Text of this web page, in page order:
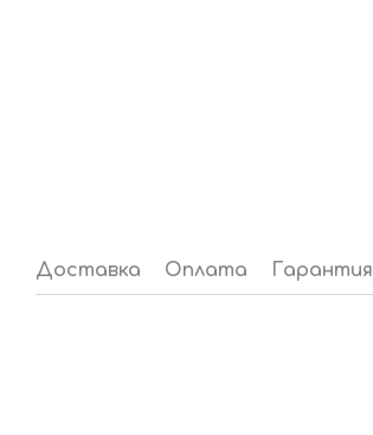
Доставка Оплата Гарантия